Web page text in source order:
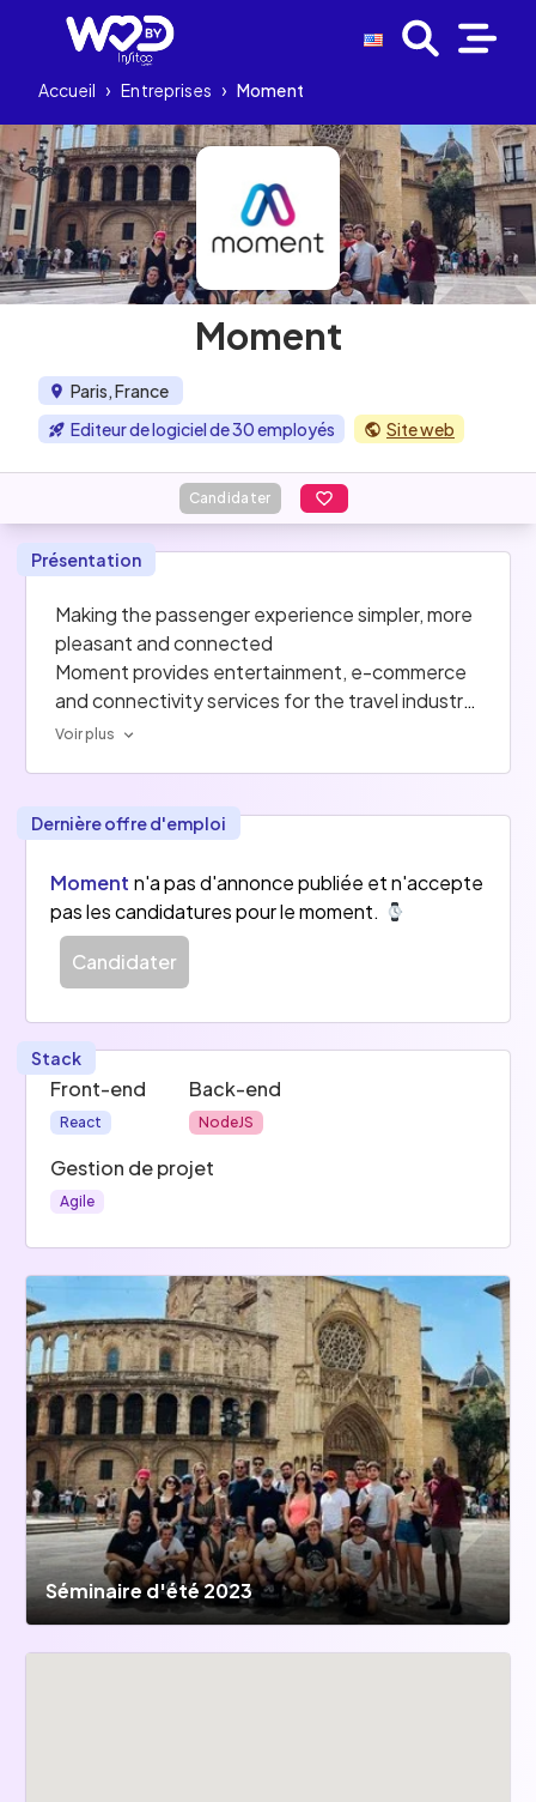
Accueil › Entreprises › Moment
Moment
Paris, France
Editeur de logiciel de 30 employés
Site web
Candidater
Présentation
Making the passenger experience simpler, more
pleasant and connected
Moment provides entertainment, e-commerce
and connectivity services for the travel industry.
Our wide array of solutions is deployed globally
crew experience.
Voir plus
Dernière offre d'emploi
Moment n'a pas d'annonce publiée et n'accepte
pas les candidatures pour le moment.
Candidater
Stack
Front-end
React
Back-end
NodeJS
Gestion de projet
Agile
Séminaire d'été 2023